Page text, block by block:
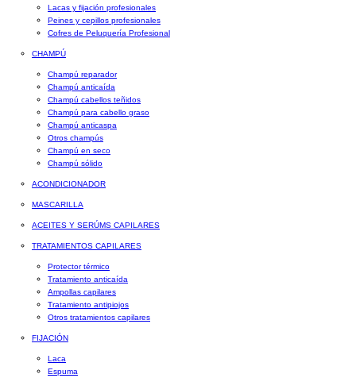
Lacas y fijación profesionales
Peines y cepillos profesionales
Cofres de Peluquería Profesional
CHAMPÚ
Champú reparador
Champú anticaída
Champú cabellos teñidos
Champú para cabello graso
Champú anticaspa
Otros champús
Champú en seco
Champú sólido
ACONDICIONADOR
MASCARILLA
ACEITES Y SERÚMS CAPILARES
TRATAMIENTOS CAPILARES
Protector térmico
Tratamiento anticaída
Ampollas capilares
Tratamiento antipiojos
Otros tratamientos capilares
FIJACIÓN
Laca
Espuma